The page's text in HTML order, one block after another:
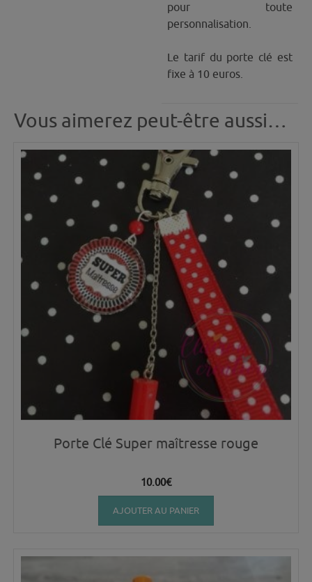
pour toute
personnalisation.
Le tarif du porte clé est
fixe à 10 euros.
Vous aimerez peut-être aussi…
Porte Clé Super maîtresse rouge
10.00€
AJOUTER AU PANIER